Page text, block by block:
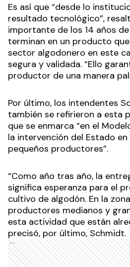
Es así que “desde lo
resultado tecnológico”,
importante de los 14 años
terminan en un producto
sector algodonero en este
segura y validada. “Ello
productor de una manera
Por último, los intendentes
también se refirieron a esta
que se enmarca “en el
la intervención del Estado
pequeños productores”.
“Como año tras año, la
significa esperanza para el
cultivo de algodón. En la
productores medianos y
esta actividad que están
precisó, por último, Schmidt.
Ads